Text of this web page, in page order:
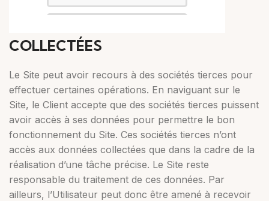
COLLECTÉES
Le Site peut avoir recours à des sociétés tierces pour
effectuer certaines opérations. En naviguant sur le
Site, le Client accepte que des sociétés tierces puissent
avoir accès à ses données pour permettre le bon
fonctionnement du Site. Ces sociétés tierces n’ont
accès aux données collectées que dans la cadre de la
réalisation d’une tâche précise. Le Site reste
responsable du traitement de ces données. Par
ailleurs, l’Utilisateur peut donc être amené à recevoir